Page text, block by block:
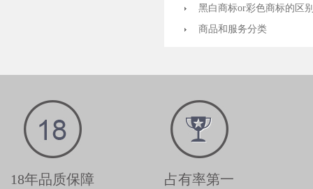
黑白商标or彩色商标的区
商品和服务分类
18年品质保障 占有率第一